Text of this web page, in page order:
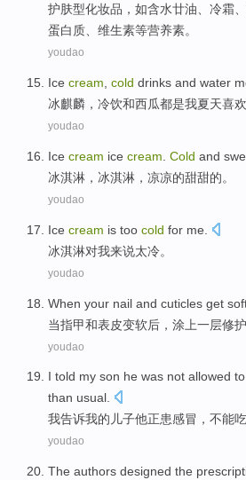
护肤型化妆品 ， 如含水廿油、冷霜、
蛋白质、 维生素等营养素。
youdao
Ice cream cold drinks and water
冰麒麟 ， 冷饮和西瓜都是我夏天喜欢
youdao
Ice cream ice cream Cold and
冰淇淋 ，冰淇淋， 凉凉的甜甜的。
youdao
Ice cream is too cold for me
冰淇淋对我来说太冷。
youdao
When your nail and cuticles get
当指甲和表皮变软后 ， 涂上一层修护
youdao
I told my son he was not allowed to
than usual.
我告诉我的儿子他正患感冒 ， 不能吃
youdao
The authors designed the